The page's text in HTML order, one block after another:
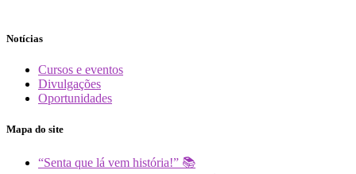
Notícias
Cursos e eventos
Divulgações
Oportunidades
Mapa do site
“Senta que lá vem história!” 📚